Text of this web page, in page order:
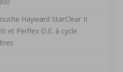
Hayward StarClear II
et Perflex D.E. à cycle